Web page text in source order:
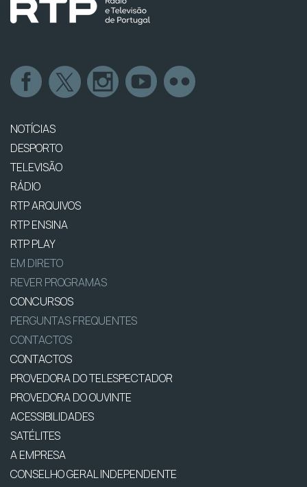
NOTÍCIAS
DESPORTO
TELEVISÃO
RÁDIO
RTP ARQUIVOS
RTP ENSINA
RTP PLAY
EM DIRETO
REVER PROGRAMAS
CONCURSOS
PERGUNTAS FREQUENTES
CONTACTOS
CONTACTOS
PROVEDORA DO TELESPECTADOR
PROVEDORA DO OUVINTE
ACESSIBILIDADES
SATÉLITES
A EMPRESA
CONSELHO GERAL INDEPENDENTE